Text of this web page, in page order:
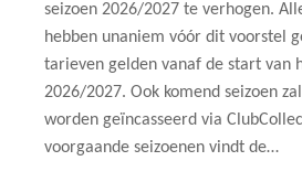
seizoen 2026/2027 te verhogen.
hebben unaniem vóór dit voorstel
tarieven gelden vanaf de start van
2026/2027. Ook komend seizoen
worden geïncasseerd via
voorgaande seizoenen vindt de…